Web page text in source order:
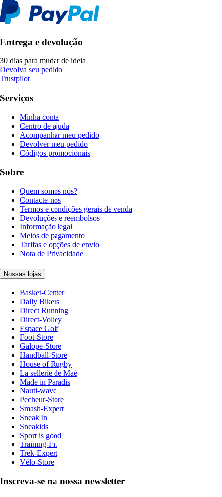
Entrega e devolução
30 dias para mudar de ideia
Devolva seu pedido
Trustpilot
Serviços
Minha conta
Centro de ajuda
Acompanhar meu pedido
Devolver meu pedido
Códigos promocionais
Sobre
Quem somos nós?
Contacte-nos
Termos e condições gerais de venda
Devoluções e reembolsos
Informação legal
Meios de pagamento
Tarifas e opções de envio
Nota de Privacidade
Nossas lojas
Basket-Center
Daily Bikers
Direct Running
Direct-Volley
Espace Golf
Foot-Store
Galope-Store
Handball-Store
House of Rugby
La sellerie de Maé
Made in Paradis
Nauti-wave
Pecheur-Store
Smash-Expert
Sneak'In
Sneakids
Sport is good
Training-Fit
Trek-Expert
Vélo-Store
Inscreva-se na nossa newsletter